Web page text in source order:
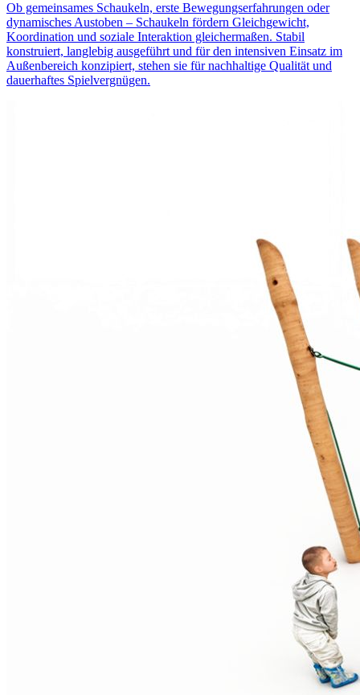
Ob gemeinsames Schaukeln, erste Bewegungserfahrungen oder
dynamisches Austoben – Schaukeln fördern Gleichgewicht,
Koordination und soziale Interaktion gleichermaßen. Stabil
konstruiert, langlebig ausgeführt und für den intensiven Einsatz im
Außenbereich konzipiert, stehen sie für nachhaltige Qualität und
dauerhaftes Spielvergnügen.